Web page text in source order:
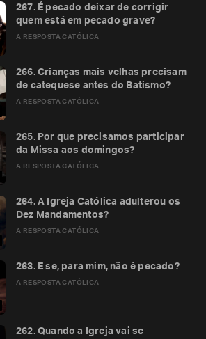
A RESPOSTA CATÓLICA
267. É pecado deixar de corrigir
quem está em pecado grave?
A RESPOSTA CATÓLICA
266. Crianças mais velhas precisam
de catequese antes do Batismo?
A RESPOSTA CATÓLICA
265. Por que precisamos participar
da Missa aos domingos?
A RESPOSTA CATÓLICA
264. A Igreja Católica adulterou os
Dez Mandamentos?
A RESPOSTA CATÓLICA
263. E se, para mim, não é pecado?
262. Quando a Igreja vai se